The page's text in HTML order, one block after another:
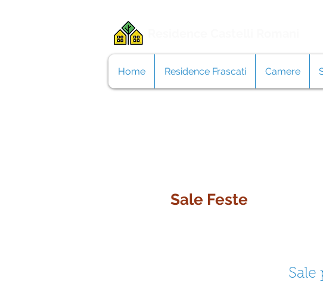
Sale
Sale Feste
Home Residence Frascati Camere